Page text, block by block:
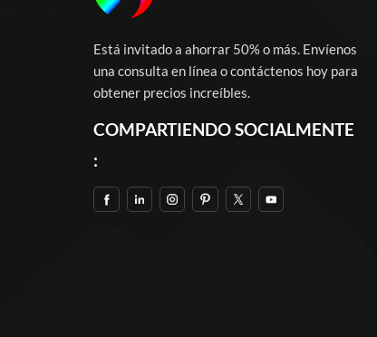
Está invitado a ahorrar 50% o más. Envíenos
una consulta en línea o contáctenos hoy para
obtener precios increíbles.
COMPARTIENDO SOCIALMENTE
: